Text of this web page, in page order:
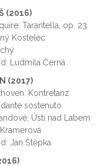
(2016)
Tarantella, op. 23
Kostelec
Ludmila Černá
(2017)
Kontretanz
sostenuto
Ústí nad Labem
Jan Štěpka